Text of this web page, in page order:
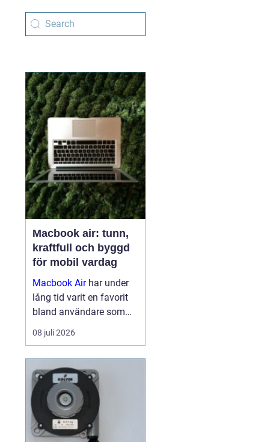
Macbook air: tunn,
kraftfull och byggd
för mobil vardag
Macbook Airhar under
lång tid varit en favorit
bland användare som
vill ha en lätt, smidig och
samtidigt kraftfull dator
kreativitet. Med apples
egna chip har serien
tagit...
08 juli 2026